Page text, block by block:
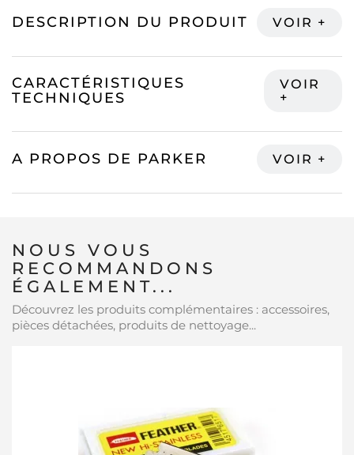
DESCRIPTION DU PRODUIT
CARACTÉRISTIQUES
TECHNIQUES
A PROPOS DE PARKER
NOUS VOUS
RECOMMANDONS
ÉGALEMENT...
Découvrez les produits complémentaires : accessoires,
pièces détachées, produits de nettoyage...